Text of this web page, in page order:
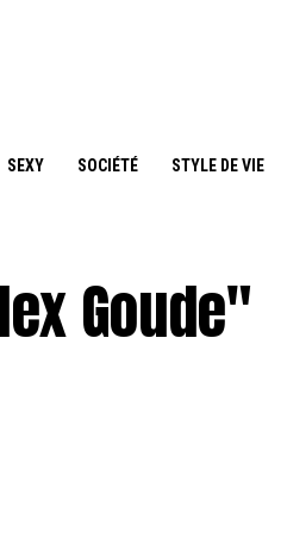
SEXY SOCIÉTÉ STYLE DE VIE
Goude"